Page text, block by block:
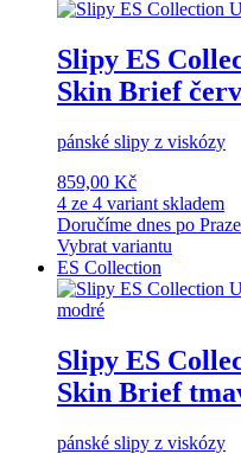
Slipy ES
Skin Brief
pánské slipy z viskózy
859,00 Kč
4 ze 4 variant skladem
Doručíme dnes po
Vybrat variantu
ES Collection
Slipy ES
Skin Brief
pánské slipy z viskózy